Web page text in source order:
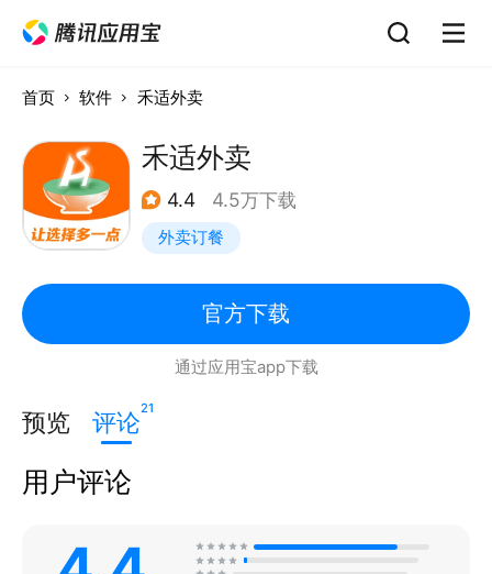
首页 软件 禾适外卖
禾适外卖
4.4 4.5万下载
外卖订餐
官方下载
通过应用宝app下载
预览 评论21
用户评论